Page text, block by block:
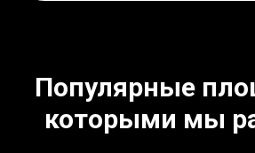
Популярные
которыми мы